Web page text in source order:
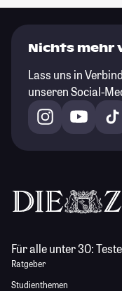
Nichts mehr
Lass uns in
unseren Social-
Für alle unter 30:
Ratgeber
Studienthemen